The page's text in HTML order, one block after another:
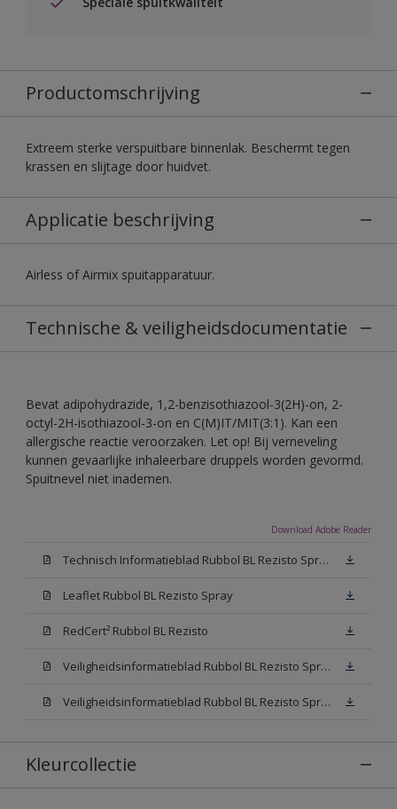
Productomschrijving
Extreem sterke verspuitbare binnenlak. Beschermt tegen
krassen en slijtage door huidvet.
Applicatie beschrijving
Airless of Airmix spuitapparatuur.
Technische & veiligheidsdocumentatie
Bevat adipohydrazide, 1,2-benzisothiazool-3(2H)-on, 2-
octyl-2H-isothiazool-3-on en C(M)IT/MIT(3:1). Kan een
allergische reactie veroorzaken. Let op! Bij verneveling
kunnen gevaarlijke inhaleerbare druppels worden gevormd.
Spuitnevel niet inademen.
Download Adobe Reader
Technisch Informatieblad Rubbol BL Rezisto Spray (PDF)
Leaflet Rubbol BL Rezisto Spray
RedCert² Rubbol BL Rezisto
Veiligheidsinformatieblad Rubbol BL Rezisto Spray W05 (MSDS)
Veiligheidsinformatieblad Rubbol BL Rezisto Spray N00 (MSDS)
Kleurcollectie